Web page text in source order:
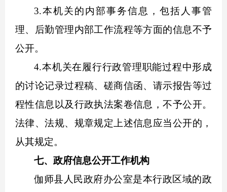
3.本机关的内部事务信息，包括人事管
理、后勤管理内部工作流程等方面的信息不予
公开。
4.本机关在履行行政管理职能过程中形成
的讨论记录过程稿、磋商信函、请示报告等过
程性信息以及行政执法案卷信息，不予公开。
法律、法规、规章规定上述信息应当公开的，
从其规定。
七、政府信息公开工作机构
伽师县人民政府办公室是本行政区域的政